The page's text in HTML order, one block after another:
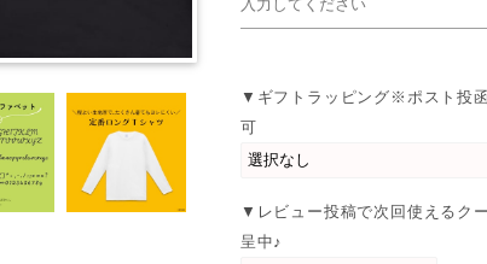
▼ギフトラッピング※ポスト投
可
▼レビュー投稿で次回使えるク
呈中♪